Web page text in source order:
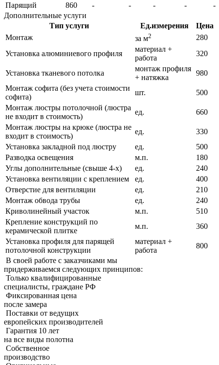
Парящий
860 - - - -
-
Дополнительные услуги
Тип услуги
Ед.измерения
Цена
Монтаж
за м2
280
Установка алюминиевого профиля
материал +
работа
320
Установка тканевого потолка
монтаж профиля
+ натяжка
980
Монтаж софита (без учета стоимости
софита)
шт.
500
Монтаж люстры потолочной (люстра
не входит в стоимость)
ед.
660
Монтаж люстры на крюке (люстра не
входит в стоимость)
ед.
330
Установка закладной под люстру
ед.
500
Разводка освещения
м.п.
180
Углы дополнительные (свыше 4-х)
ед.
240
Установка вентиляции с креплением
ед.
400
Отверстие для вентиляции
ед.
210
Монтаж обвода трубы
ед.
240
Криволинейный участок
м.п.
510
Крепление конструкций по
керамической плитке
м.п.
360
Установка профиля для парящей
потолочной конструкции
материал +
работа
800
В своей работе с заказчиками мы
придерживаемcя следующих принципов:
Только квалифицированные
специалисты, граждане РФ
Фиксированная цена
после замера
Поставки от ведущих
европейских производителей
Гарантия 10 лет
на все виды полотна
Собственное
производство